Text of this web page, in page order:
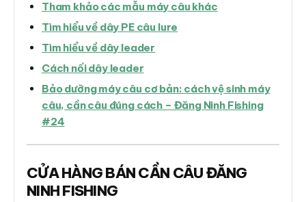
Tham khảo các mẫu máy câu khác
Tìm hiểu về dây PE câu lure
Tìm hiểu về dây leader
Cách nối dây leader
Bảo dưỡng máy câu cơ bản: cách vệ sinh máy
câu, cần câu đúng cách – Đăng Ninh Fishing
#24
CỬA HÀNG BÁN CẦN CÂU ĐĂNG
NINH FISHING